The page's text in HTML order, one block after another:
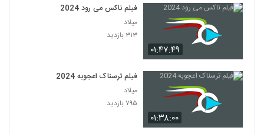
۰۱:۴۷:۴۹
فیلم ناکس می رود 2024
میلاد
۳۱۳ بازدید
۰۱:۳۸:۰۰
فیلم ترسناک اعجوبه 2024
میلاد
۷۹۵ بازدید